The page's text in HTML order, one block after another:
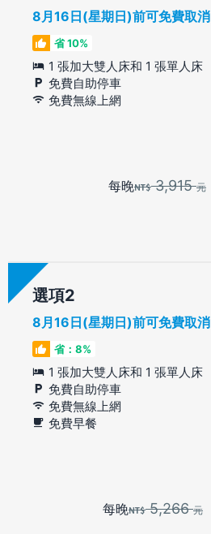
8月16日(星期日)前可免費取消
省 10%
1 張加大雙人床和 1 張單人床
免費自助停車
免費無線上網
每晚 3,915元
選項
8月16日(星期日)前可免費取消
省：8%
1 張加大雙人床和 1 張單人床
免費自助停車
免費無線上網
免費早餐
每晚 5,266元